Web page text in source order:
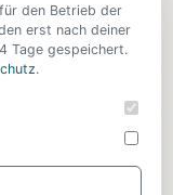
direkt in dein
den Betrieb der
erst nach deiner
Tage gespeichert.
.